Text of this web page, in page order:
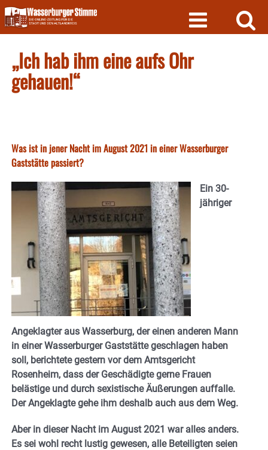
Skip
to
content
„Ich hab ihm eine aufs Ohr
gehauen!“
Was ist in jener Nacht im August 2021 in einer Wasserburger
Gaststätte passiert?
Ein 30-
jähriger
Angeklagter aus Wasserburg, der einen anderen Mann
in einer Wasserburger Gaststätte geschlagen haben
soll, berichtete gestern vor dem Amtsgericht
Rosenheim, dass der Geschädigte gerne Frauen
belästige und durch sexistische Äußerungen auffalle.
Der Angeklagte gehe ihm deshalb auch aus dem Weg.
Aber in dieser Nacht im August 2021 war alles anders.
Es sei wohl recht lustig gewesen, alle Beteiligten seien